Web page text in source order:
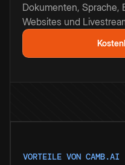
Dokumenten, Sprache,
Websites und
VORTEILE VON CAMB.AI